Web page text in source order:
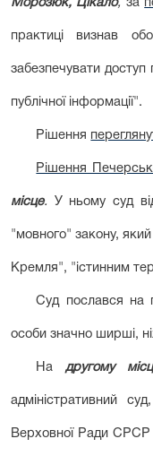
Морозюк, Цікало, за
практиці визнав
забезпечувати доступ
публічної інформації".
Рішення
Рішення
місце. У ньому суд
"мовного" закону,
Кремля", "істинним
Суд послався на
особи значно ширші,
Надругому
адміністративний
Верховної Ради СРСР